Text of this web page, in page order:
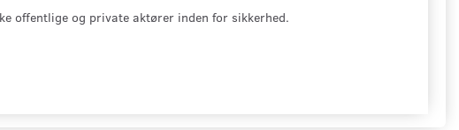
offentlige og private aktører inden for sikkerhed.